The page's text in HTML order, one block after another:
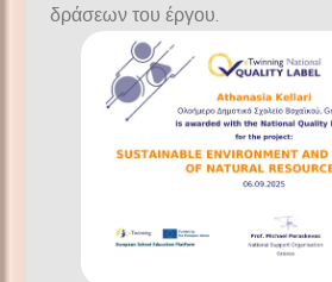
δράσεων του έργου.